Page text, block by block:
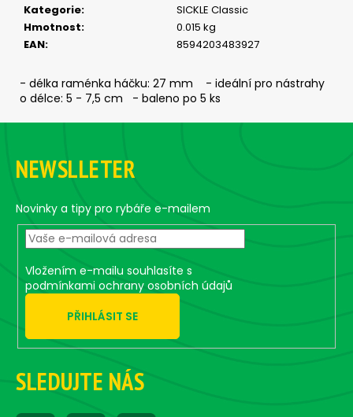
Kategorie:
SICKLE Classic
Hmotnost:
0.015 kg
EAN: 8594203483927
- délka raménka háčku: 27 mm - ideální pro nástrahy
o délce: 5 - 7,5 cm - baleno po 5 ks
o
p
o
u
č
m
e
ČEBURAŠKA
STANDUP
KS,
10
59
Kč
Z
NEWSLLETER
Novinky a tipy pro rybáře e-mailem
Vložením e-mailu souhlasíte s
podmínkami ochrany osobních údajů
PŘIHLÁSIT SE
SLEDUJTE NÁS